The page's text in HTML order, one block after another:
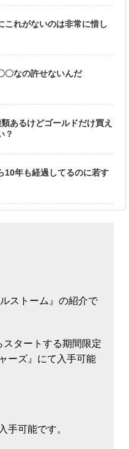
これがないのは非常に惜し
〇なの許せないんだ
あるけどゴールドだけ買え
？
10年も経過してるのに若す
ストーム』の紹介で
スタートする期間限定
ーズ』にて入手可能
手可能です。